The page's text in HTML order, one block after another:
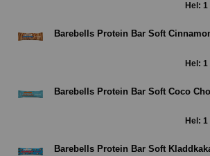
Hel:
Barebells Protein Bar Soft
Hel: 1
Barebells Protein Bar Soft Coco
Hel:
Barebells Protein Bar Soft